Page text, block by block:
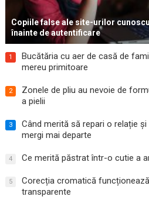
Copiile false ale site-urilor
înainte de autentificare
1
Bucătăria cu aer de casă de
mereu primitoare
2
Zonele de pliu au nevoie de
a pielii
3
Când merită să repari o relație
mergi mai departe
4 Ce merită păstrat într-o cutie a
5
Corecția cromatică
transparente